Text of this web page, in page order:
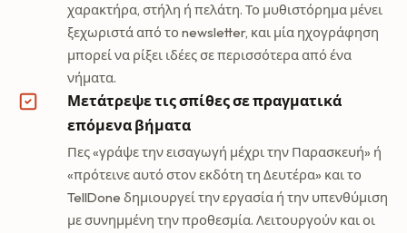
χαρακτήρα, στήλη ή πελάτη. Το μυθιστόρημα μένει
ξεχωριστά από το newsletter, και μία ηχογράφηση
μπορεί να ρίξει ιδέες σε περισσότερα από ένα
νήματα.
Μετάτρεψε τις σπίθες σε πραγματικά
επόμενα βήματα
Πες «γράψε την εισαγωγή μέχρι την Παρασκευή» ή
«πρότεινε αυτό στον εκδότη τη Δευτέρα» και το
TellDone δημιουργεί την εργασία ή την υπενθύμιση
με συνημμένη την προθεσμία. Λειτουργούν και οι